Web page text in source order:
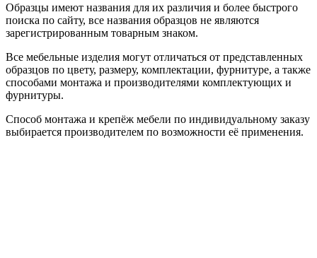
Образцы имеют названия для их различия и более быстрого
поиска по сайту, все названия образцов не являются
зарегистрированным товарным знаком.
Все мебельные изделия могут отличаться от представленных
образцов по цвету, размеру, комплектации, фурнитуре, а также
способами монтажа и производителями комплектующих и
фурнитуры.
Способ монтажа и крепёж мебели по индивидуальному заказу
выбирается производителем по возможности её применения.